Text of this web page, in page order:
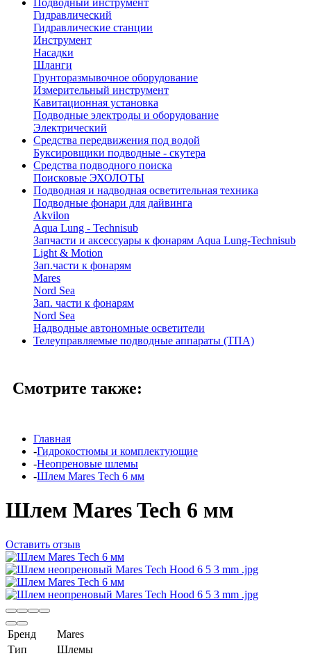
Подводный инструмент
Гидравлический
Гидравлические станции
Инструмент
Насадки
Шланги
Грунторазмывочное оборудование
Измерительный инструмент
Кавитационная установка
Подводные электроды и оборудование
Электрический
Средства передвижения под водой
Буксировщики подводные - скутера
Средства подводного поиска
Поисковые ЭХОЛОТЫ
Подводная и надводная осветительная техника
Подводные фонари для дайвинга
Akvilon
Aqua Lung - Technisub
Запчасти и аксессуары к фонарям Aqua Lung-Technisub
Light & Motion
Зап.части к фонарям
Mares
Nord Sea
Зап. части к фонарям
Nord Sea
Надводные автономные осветители
Телеуправляемые подводные аппараты (ТПА)
Смотрите также:
Главная
-Гидрокостюмы и комплектующие
-Неопреновые шлемы
-Шлем Mares Tech 6 мм
Шлем Mares Tech 6 мм
Оставить отзыв
Бренд
Mares
Тип
Шлемы